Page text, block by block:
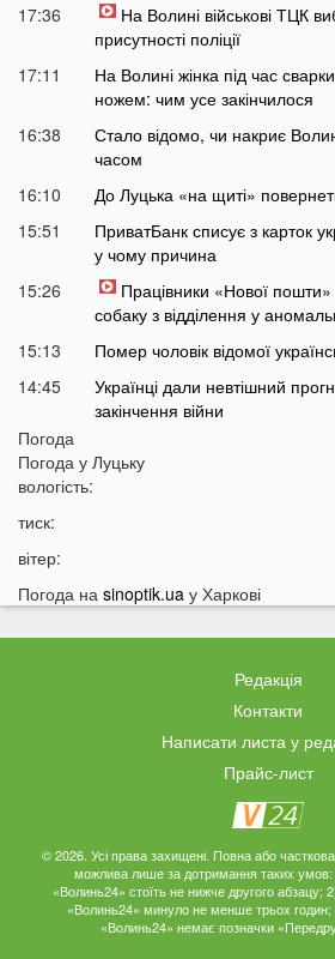
17:36
На Волині військові ТЦК
присутності поліції
17:11
На Волині жінка під час
ножем: чим усе закінчилося
16:38
Стало відомо, чи накриє
часом
16:10
До Луцька «на щиті»
15:51
ПриватБанк списує з карток
у чому причина
15:26
Працівники «Нової
собаку з відділення у
15:13
Помер чоловік відомої
14:45
Українці дали невтішний
закінчення війни
14:24
квартирі
13:40
На заході Україні
бронювання від мобілізації
Над українськими містами
як так вийшло
Українцям можуть підвищити
У Луцьку водій
На Волині від удару блискавки
Українцям масово
анонімні листи
Погода
Погода у Луцьку
вологість:
тиск:
вітер:
Погода на sinoptik.ua у Харкові
Редакція
Контакти
Написати листа у
Прайс-лист
© 2026. Усі права захищені. Повна або часткова
можлива лише за дотримання таких умов:
«Волинь24» стоїть не нижче другого абзацу;
«Волинь24» минуло не менше трьох годин;
«Волинь24» немає позначки